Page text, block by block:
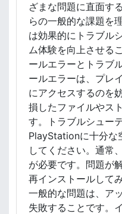
ざまな問題に直面す
らの一般的な課題を
は効果的にトラブル
ム体験を向上させる
ールエラーとトラブ
ールエラーは、プレ
にアクセスするのを
損したファイルやス
す。トラブルシュー
PlayStationに十分な
してください。通常
が必要です。問題が
再インストールして
一般的な問題は、ア
失敗することです。